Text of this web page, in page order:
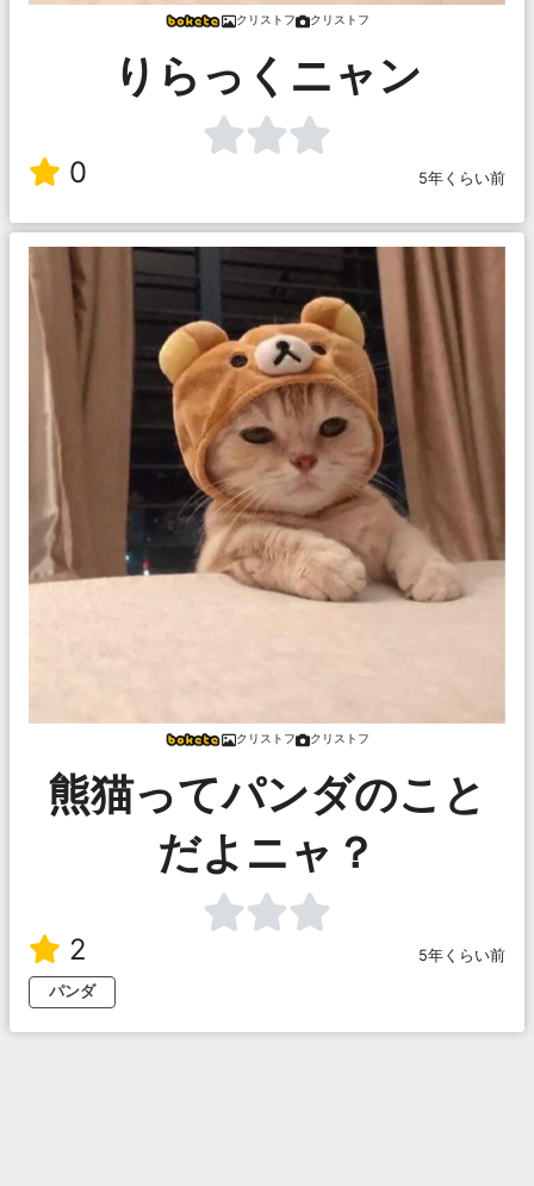
クリストフ クリストフ
りらっくニャン
0 5年くらい前
クリストフ クリストフ
熊猫ってパンダのこと
だよニャ？
2
5年くらい前
パンダ